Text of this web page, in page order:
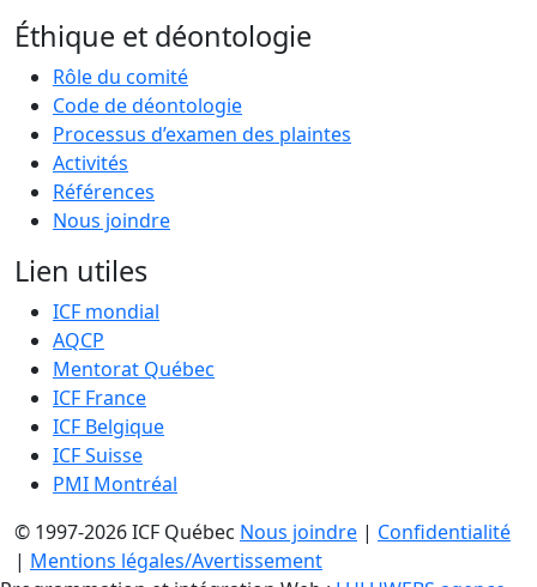
Éthique et déontologie
Rôle du comité
Code de déontologie
Processus d’examen des plaintes
Activités
Références
Nous joindre
Lien utiles
ICF mondial
AQCP
Mentorat Québec
ICF France
ICF Belgique
ICF Suisse
PMI Montréal
© 1997-2026 ICF Québec Nous joindre | Confidentialité
| Mentions légales/Avertissement